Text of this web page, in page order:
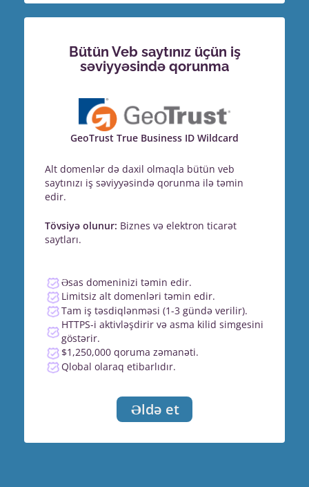
Bütün Veb saytınız üçün iş
səviyyəsində qorunma
GeoTrust True Business ID Wildcard
Alt domenlər də daxil olmaqla bütün veb
saytınızı iş səviyyəsində qorunma ilə təmin
edir.
Tövsiyə olunur: Biznes və elektron ticarət
saytları.
Əsas domeninizi təmin edir.
Limitsiz alt domenləri təmin edir.
Tam iş təsdiqlənməsi (1-3 gündə verilir).
HTTPS-i aktivləşdirir və asma kilid simgesini
göstərir.
$1,250,000 qoruma zəmanəti.
Qlobal olaraq etibarlıdır.
Əldə et